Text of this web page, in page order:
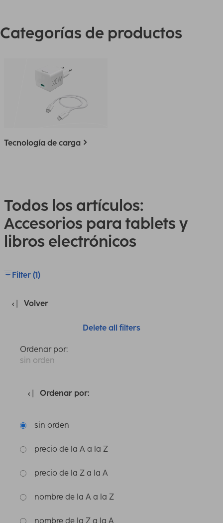
Categorías de productos
Tecnología de carga
Todos los artículos:
Accesorios para tablets y
libros electrónicos
Filter (1)
Volver
Delete all filters
Ordenar por:
sin orden
Ordenar por:
sin orden
precio de la A a la Z
precio de la Z a la A
nombre de la A a la Z
nombre de la Z a la A